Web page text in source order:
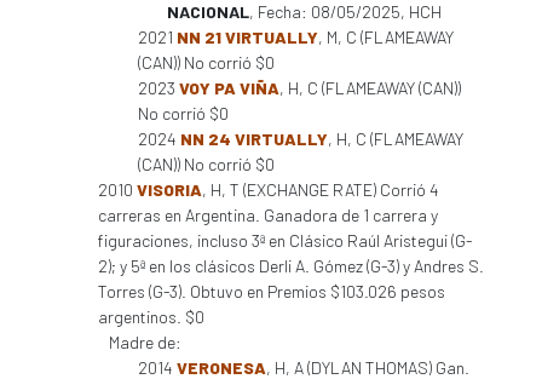
NACIONAL, Fecha: 08/05/2025, HCH
2021 NN 21 VIRTUALLY, M, C (FLAMEAWAY
(CAN)) No corrió $0
2023 VOY PA VIÑA, H, C (FLAMEAWAY (CAN))
No corrió $0
2024 NN 24 VIRTUALLY, H, C (FLAMEAWAY
(CAN)) No corrió $0
2010 VISORIA, H, T (EXCHANGE RATE) Corrió 4
carreras en Argentina. Ganadora de 1 carrera y
figuraciones, incluso 3ª en Clásico Raúl Aristegui (G-
2); y 5ª en los clásicos Derli A. Gómez (G-3) y Andres S.
Torres (G-3). Obtuvo en Premios $103.026 pesos
argentinos. $0
Madre de:
2014 VERONESA, H, A (DYLAN THOMAS) Gan.